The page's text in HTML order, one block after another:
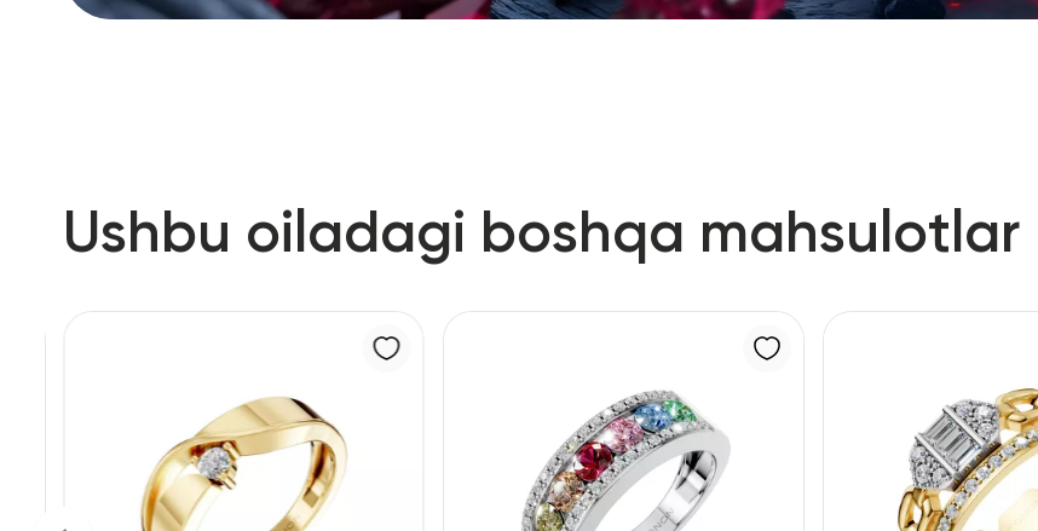
Ushbu oiladagi boshqa mahsulotlar